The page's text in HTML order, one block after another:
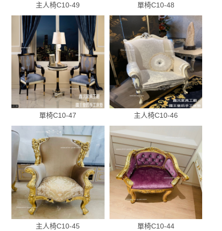
主人椅C10-49 單椅C10-48
單椅C10-47 主人椅C10-46
主人椅C10-45 單椅C10-44